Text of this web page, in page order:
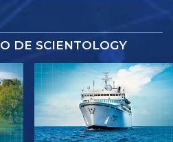
DE SCIENTOLOGY